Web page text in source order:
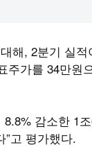
해, 2분기 실
주가를 34만원
감소한 1
고 평가했다.